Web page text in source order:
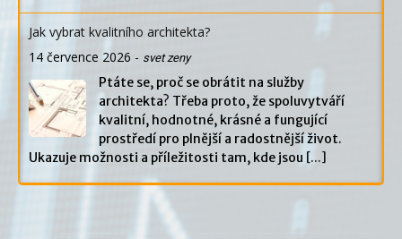
Jak vybrat kvalitního architekta?
14 července 2026 - svet zeny
Ptáte se, proč se obrátit na služby
architekta? Třeba proto, že spoluvytváří
kvalitní, hodnotné, krásné a fungující
prostředí pro plnější a radostnější život.
Ukazuje možnosti a příležitosti tam, kde jsou [...]